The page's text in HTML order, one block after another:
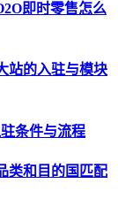
即时零售怎么
站的入驻与模块
条件与流程
类和目的国匹配